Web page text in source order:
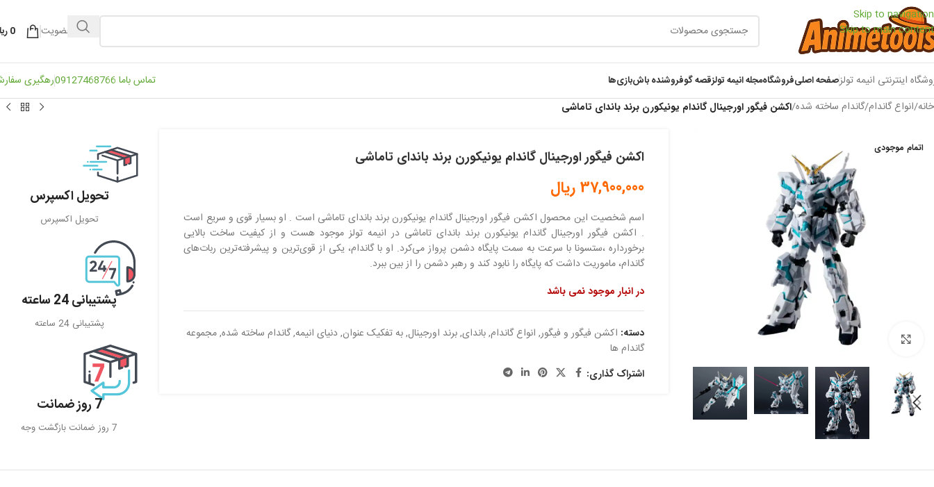
Skip to navigation
Skip to main content
ورود / عضویت 0
اینترنتی انیمه تولزصفحه اصلیفروشگاهمجله انیمه تولزقصه گوفروشنده باشبازی‌ها تماس باما 09127468766
رهگیری
خانه/انواع گاندام/گاندام ساخته شده/اکشن فیگور اورجینال گاندام یونیکورن برند باندای تاماشی
اتمام موجودی
بزرگنمایی تصویر
اکشن فیگور اورجینال گاندام یونیکورن برند باندای تاماشی
37,900,000 ریال
اسم شخصیت این محصول اکشن فیگور اورجینال گاندام یونیکورن برند باندای تاماشی است . او بسیار قوی و سریع است
. اکشن فیگور اورجینال گاندام یونیکورن برند باندای تاماشی در انیمه تولز موجود هست و از کیفیت ساخت بالایی
برخورداره ،ستسونا با سرعت به سمت پایگاه دشمن پرواز می‌کرد. او با گاندام، یکی از قوی‌ترین و پیشرفته‌ترین ربات‌های
گاندام، ماموریت داشت که پایگاه را نابود کند و رهبر دشمن را از بین ببرد.
در انبار موجود نمی باشد
دسته: اکشن فیگور و فیگور, انواع گاندام,باندای,برند اورجینال,به تفکیک عنوان,دنیای انیمه,گاندام ساخته شده,مجموعه
گاندام ها
اشتراک گذاری:
تحویل اکسپرس
تحویل اکسپرس
پشتیبانی 24 ساعته
پشتیبانی 24 ساعته
7 روز ضمانت
7 روز ضمانت بازگشت وجه